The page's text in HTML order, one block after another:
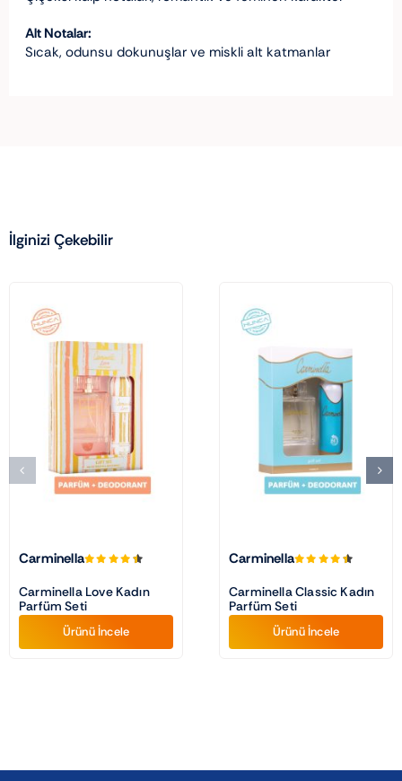
Alt Notalar:
Sıcak, odunsu dokunuşlar ve miskli alt katmanlar
İlginizi Çekebilir
Carminella
Carminella Love Kadın
Parfüm Seti
Ürünü İncele
Carminella
Carminella Classic Kadın
Parfüm Seti
Ürünü İncele